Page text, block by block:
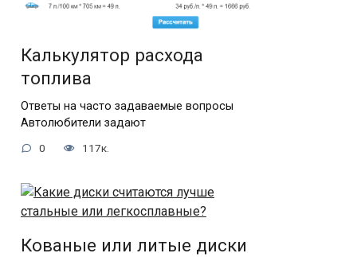
Калькулятор расхода
топлива
Ответы на часто задаваемые вопросы
Автолюбители задают
0 117к.
Кованые или литые диски